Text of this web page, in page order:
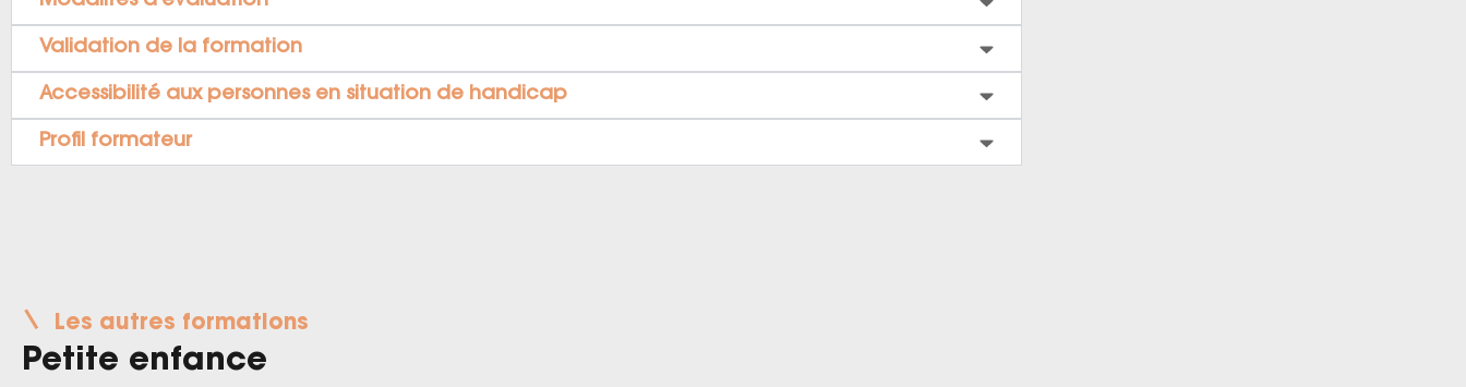
Validation de la formation
Accessibilité aux personnes en situation de handicap
Profil formateur
Les autres formations
Petite enfance